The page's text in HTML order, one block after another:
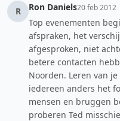
R
Ron Daniels20 feb 2012
Top evenementen
afspraken, het
afgesproken, niet
betere contacten
Noorden. Leren van
iedereen anders het
mensen en bruggen
proberen Ted